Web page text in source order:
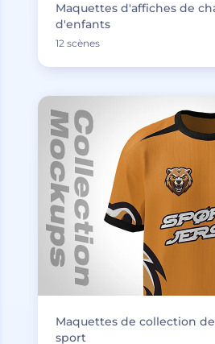
Maquettes d'affiches de
d'enfants
12 scènes
Maquettes de collection
sport